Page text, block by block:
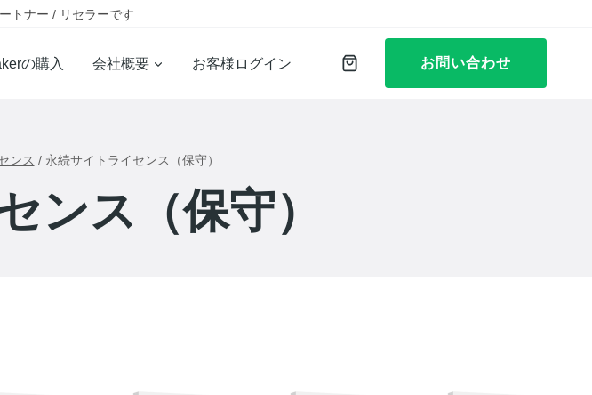
トナー / リセラーです
の購入 会社概要 お客様ログイン お問い合わせ
ンス / 永続サイトライセンス（保守）
ンス（保守）